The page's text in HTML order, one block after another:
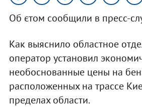
Об єтом сообщили в пресс-
Как выяснило областное
оператор установил
необоснованные цены на
расположенных на трассе
пределах области.